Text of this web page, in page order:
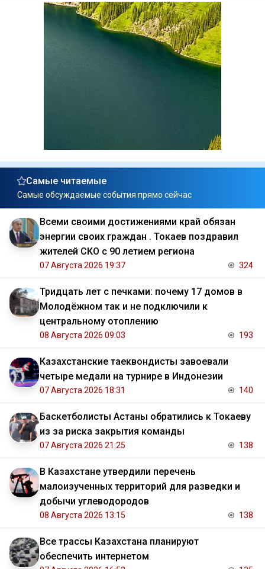
Самые читаемые
Самые обсуждаемые события прямо сейчас
Всеми своими достижениями край обязан
энергии своих граждан . Токаев поздравил
жителей СКО с 90 летием региона
07 Августа 2026 19:37 324
Тридцать лет с печками: почему 17 домов в
Молодёжном так и не подключили к
центральному отоплению
08 Августа 2026 09:03 193
Казахстанские таеквондисты завоевали
четыре медали на турнире в Индонезии
07 Августа 2026 18:31 140
Баскетболисты Астаны обратились к Токаеву
из за риска закрытия команды
07 Августа 2026 21:25 138
В Казахстане утвердили перечень
малоизученных территорий для разведки и
добычи углеводородов
08 Августа 2026 13:15 138
Все трассы Казахстана планируют
обеспечить интернетом